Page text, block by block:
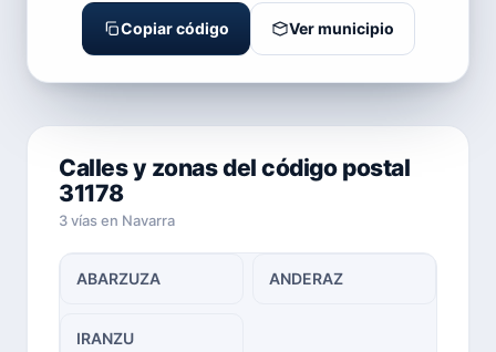
Copiar código Ver municipio
Calles y zonas del código postal
31178
3 vías en Navarra
ABARZUZA ANDERAZ
IRANZU